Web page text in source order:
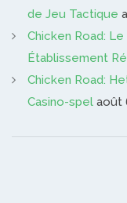
de Jeu Tactique
Chicken Road:
Établissement
Chicken Road:
Casino-spel août